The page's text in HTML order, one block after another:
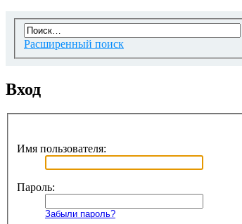
Расширенный поиск
Вход
Имя пользователя:
Пароль:
Забыли пароль?